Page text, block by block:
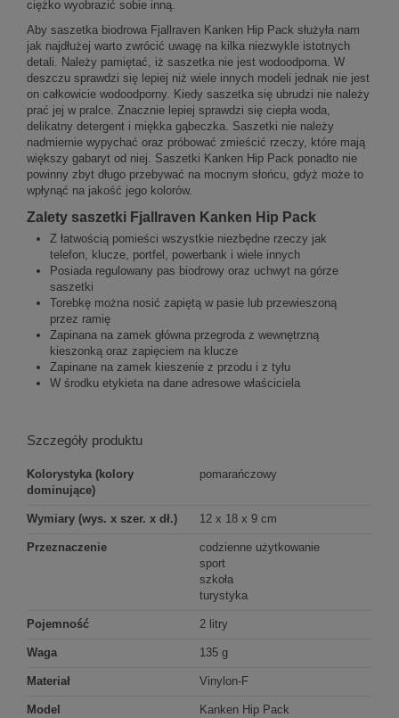
ciężko wyobrazić sobie inną.
Aby saszetka biodrowa Fjallraven Kanken Hip Pack służyła nam
jak najdłużej warto zwrócić uwagę na kilka niezwykle istotnych
detali. Należy pamiętać, iż saszetka nie jest wodoodporna. W
deszczu sprawdzi się lepiej niż wiele innych modeli jednak nie jest
on całkowicie wodoodporny. Kiedy saszetka się ubrudzi nie należy
prać jej w pralce. Znacznie lepiej sprawdzi się ciepła woda,
delikatny detergent i miękka gąbeczka. Saszetki nie należy
nadmiernie wypychać oraz próbować zmieścić rzeczy, które mają
większy gabaryt od niej. Saszetki Kanken Hip Pack ponadto nie
powinny zbyt długo przebywać na mocnym słońcu, gdyż może to
wpłynąć na jakość jego kolorów.
Zalety saszetki Fjallraven Kanken Hip Pack
Z łatwością pomieści wszystkie niezbędne rzeczy jak
telefon, klucze, portfel, powerbank i wiele innych
Posiada regulowany pas biodrowy oraz uchwyt na górze
saszetki
Torebkę można nosić zapiętą w pasie lub przewieszoną
przez ramię
Zapinana na zamek główna przegroda z wewnętrzną
kieszonką oraz zapięciem na klucze
Zapinane na zamek kieszenie z przodu i z tyłu
W środku etykieta na dane adresowe właściciela
Szczegóły produktu
Kolorystyka (kolory
dominujące)
pomarańczowy
Wymiary (wys. x szer. x dł.) 12 x 18 x 9 cm
Przeznaczenie
codzienne użytkowanie
sport
szkoła
turystyka
Pojemność 2 litry
Waga 135 g
Materiał Vinylon-F
Model Kanken Hip Pack